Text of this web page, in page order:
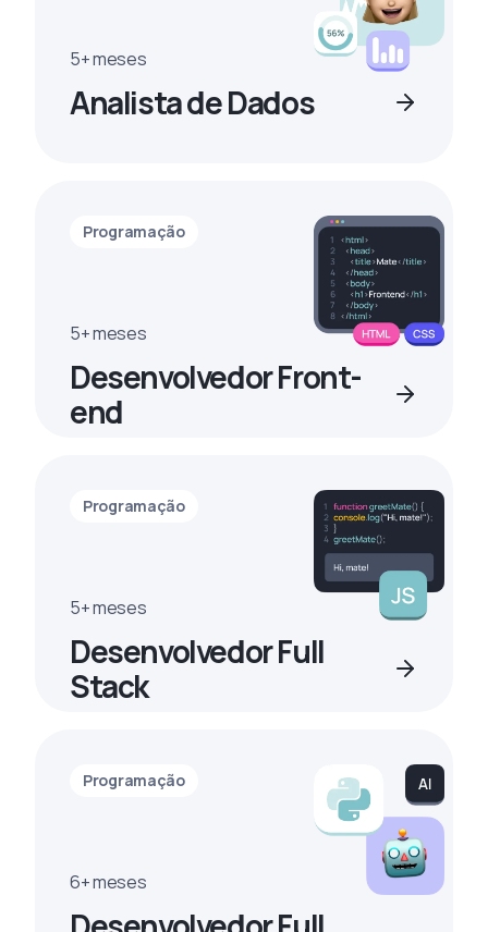
5+ meses
Analista de Dados
Programação
5+ meses
Desenvolvedor Front-
end
Programação
5+ meses
Desenvolvedor Full
Stack
Programação
6+ meses